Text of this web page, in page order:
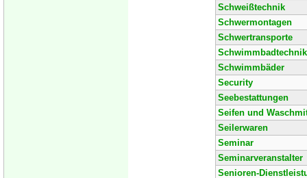
Schweißtechnik
Schwermontagen
Schwertransporte
Schwimmbadtechnik
Schwimmbäder
Security
Seebestattungen
Seifen und
Seilerwaren
Seminar
Seminarveranstalter
Senioren-